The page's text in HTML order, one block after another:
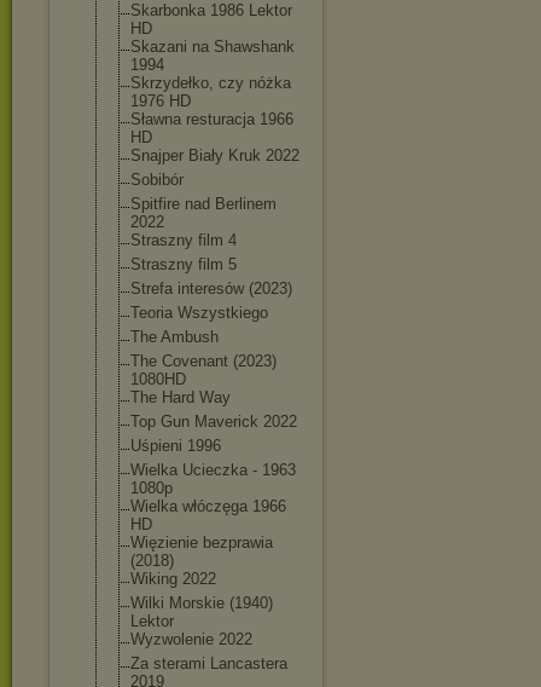
Skarbonka 1986 Lektor
HD
Skazani na Shawshank
1994
Skrzydełko, czy nóżka
1976 HD
Sławna resturacja 1966
HD
Snajper Biały Kruk 2022
Sobibór
Spitfire nad Berlinem
2022
Straszny film 4
Straszny film 5
Strefa interesów (2023)
Teoria Wszystkiego
The Ambush
The Covenant (2023)
1080HD
The Hard Way
Top Gun Maverick 2022
Uśpieni 1996
Wielka Ucieczka - 1963
1080p
Wielka włóczęga 1966
HD
Więzienie bezprawia
(2018)
Wiking 2022
Wilki Morskie (1940)
Lektor
Wyzwolenie 2022
Za sterami Lancastera
2019